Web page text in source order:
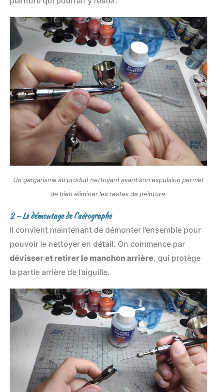
Un gargarisme au produit nettoyant avant son expulsion permet
de bien éliminer les restes de peinture.
2 – Le démontage de l’aérographe
Il convient maintenant de démonter l’ensemble pour
pouvoir le nettoyer en détail. On commence par
dévisser et retirer le manchon arrière, qui protège
la partie arrière de l’aiguille.